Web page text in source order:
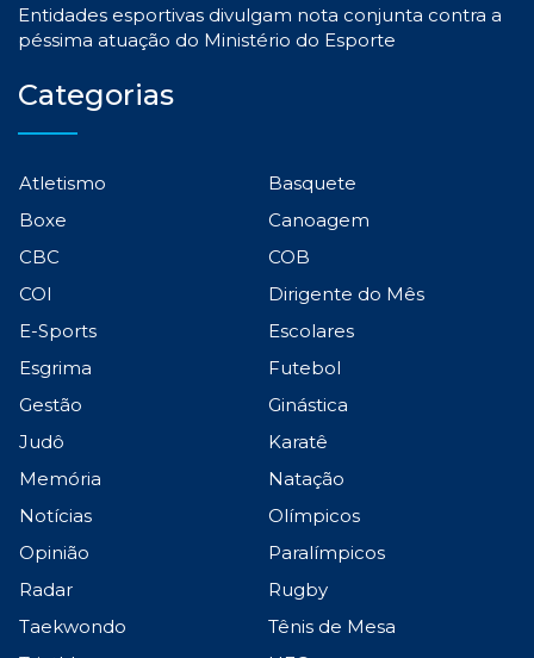
Entidades esportivas divulgam nota conjunta contra a
péssima atuação do Ministério do Esporte
Categorias
Atletismo
Basquete
Boxe
Canoagem
CBC
COB
COI
Dirigente do Mês
E-Sports
Escolares
Esgrima
Futebol
Gestão
Ginástica
Judô
Karatê
Memória
Natação
Notícias
Olímpicos
Opinião
Paralímpicos
Radar
Rugby
Taekwondo
Tênis de Mesa